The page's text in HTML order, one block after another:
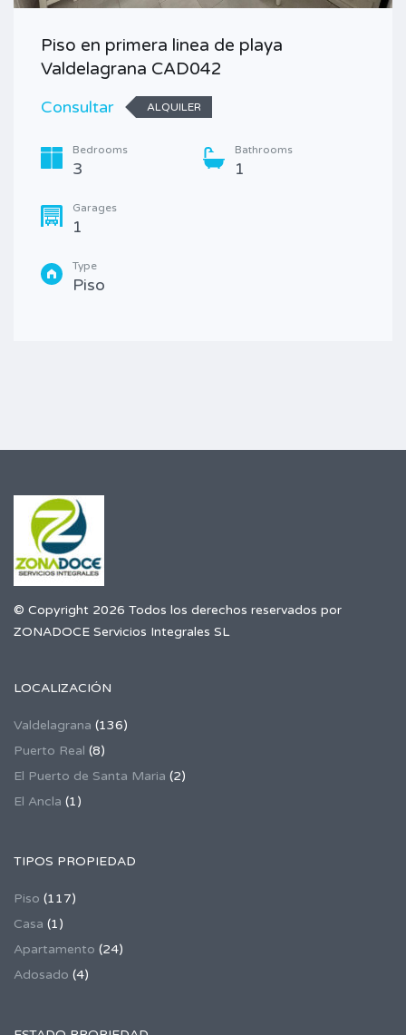
Piso en primera linea de playa
Valdelagrana CAD042
Consultar
ALQUILER
Bedrooms
3
Bathrooms
1
Garages
1
Type
Piso
© Copyright 2026 Todos los derechos reservados por
ZONADOCE Servicios Integrales SL
LOCALIZACIÓN
Valdelagrana (136)
Puerto Real (8)
El Puerto de Santa Maria (2)
El Ancla (1)
TIPOS PROPIEDAD
Piso (117)
Casa (1)
Apartamento (24)
Adosado (4)